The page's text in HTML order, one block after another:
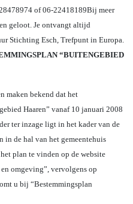
of 06-22418189Bij meer
geloot. Je ontvangt altijd
Stichting Esch, Trefpunt in Europa.
“BUITENGEBIED
maken bekend dat het
Haaren” vanaf 10 januari 2008
ter inzage ligt in het kader van de
in de hal van het gemeentehuis
plan te vinden op de website
omgeving”, vervolgens op
u bij “Bestemmingsplan